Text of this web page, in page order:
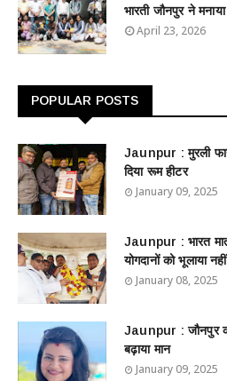
भारती जौनपुर ने
April 23, 2026
POPULAR POSTS
Jaunpur : ​मुरली
दिया रूम हीटर
January 09, 2025
Jaunpur : ​भारत
योगदानों को भूलाया
January 08, 2025
Jaunpur : ​जौनपुर
बढ़ाया मान
January 09, 2025